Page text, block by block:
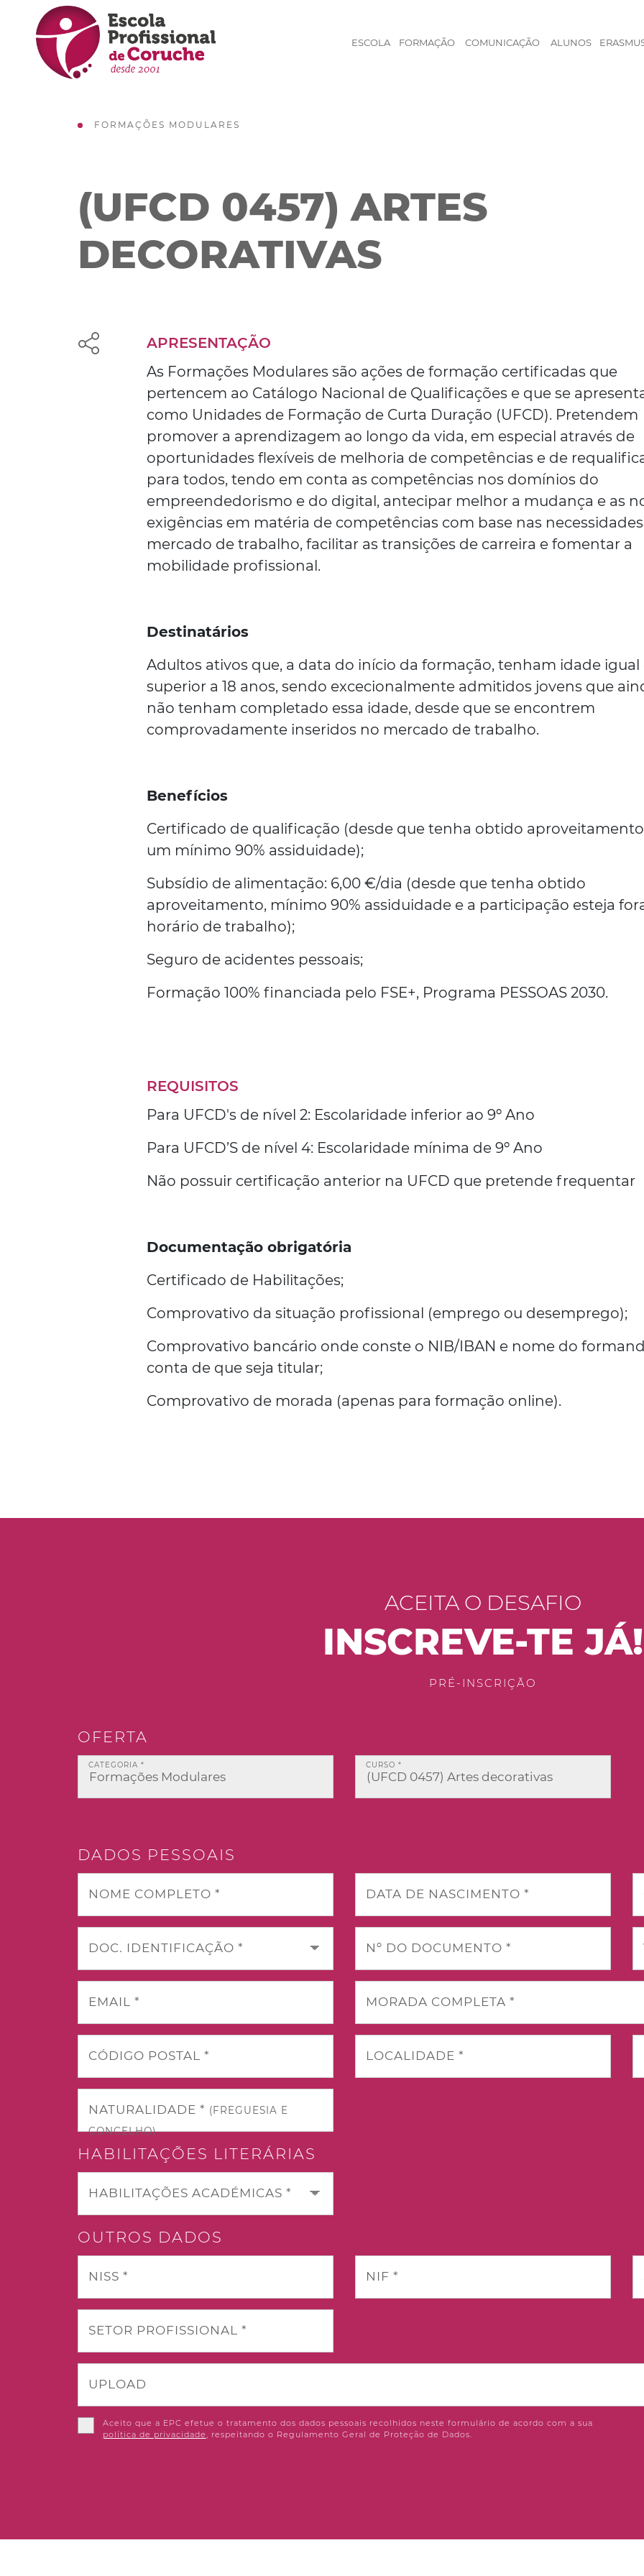
ESCOLA FORMAÇÃO COMUNICAÇÃO ALUNOS
FORMAÇÕES MODULARES
(UFCD 0457) ARTES
DECORATIVAS
APRESENTAÇÃO
As Formações Modulares são ações de formação certificadas que
pertencem ao Catálogo Nacional de Qualificações e que se
como Unidades de Formação de Curta Duração (UFCD). Pretendem
promover a aprendizagem ao longo da vida, em especial através de
oportunidades flexíveis de melhoria de competências e de
para todos, tendo em conta as competências nos domínios do
empreendedorismo e do digital, antecipar melhor a mudança e as
exigências em matéria de competências com base nas
mercado de trabalho, facilitar as transições de carreira e fomentar a
mobilidade profissional.
Destinatários
Adultos ativos que, a data do início da formação, tenham idade igual
superior a 18 anos, sendo excecionalmente admitidos jovens que
não tenham completado essa idade, desde que se encontrem
comprovadamente inseridos no mercado de trabalho.
Benefícios
Certificado de qualificação (desde que tenha obtido
um mínimo 90% assiduidade);
Subsídio de alimentação: 6,00 €/dia (desde que tenha obtido
aproveitamento, mínimo 90% assiduidade e a participação esteja
horário de trabalho);
Seguro de acidentes pessoais;
Formação 100% financiada pelo FSE+, Programa PESSOAS 2030.
REQUISITOS
Para UFCD's de nível 2: Escolaridade inferior ao 9º Ano
Para UFCD’S de nível 4: Escolaridade mínima de 9º Ano
Não possuir certificação anterior na UFCD que pretende frequentar
Documentação obrigatória
Certificado de Habilitações;
Comprovativo da situação profissional (emprego ou desemprego);
Comprovativo bancário onde conste o NIB/IBAN e nome do
conta de que seja titular;
Comprovativo de morada (apenas para formação online).
ACEITA O DESAFIO
INSCREVE-TE JÁ!
PRÉ-INSCRIÇÃO
OFERTA
CATEGORIA * CURSO *
DADOS PESSOAIS
NOME COMPLETO * DATA DE NASCIMENTO *
DOC. IDENTIFICAÇÃO * Nº DO DOCUMENTO *
EMAIL * MORADA COMPLETA *
CÓDIGO POSTAL * LOCALIDADE *
NATURALIDADE * (FREGUESIA E
CONCELHO)
HABILITAÇÕES LITERÁRIAS
HABILITAÇÕES ACADÉMICAS *
OUTROS DADOS
NISS * NIF *
SETOR PROFISSIONAL *
UPLOAD
Aceito que a EPC efetue o tratamento dos dados pessoais recolhidos neste formulário de acordo com a sua
política de privacidade, respeitando o Regulamento Geral de Proteção de Dados.